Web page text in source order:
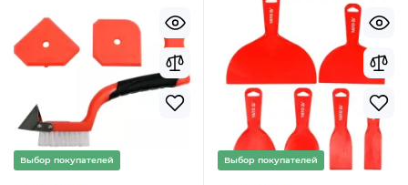
Выбор покупателей Выбор покупателей